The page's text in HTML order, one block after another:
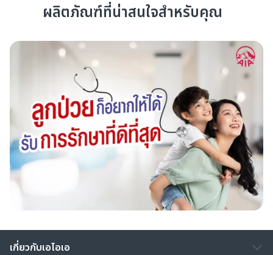
ผลิตภัณฑ์ที่น่าสนใจสำหรับคุณ
เกี่ยวกับเอไอเอ